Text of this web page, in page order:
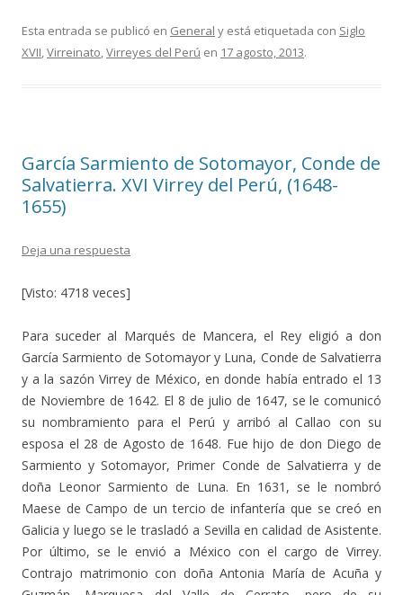
e
b
k
itt
er
m
p
r
Esta entrada se publicó en General y está etiquetada con Siglo
XVII,Virreinato,Virreyes del Perú en 17 agosto, 2013.
García Sarmiento de Sotomayor, Conde de
Salvatierra. XVI Virrey del Perú, (1648-
1655)
Deja una respuesta
[Visto: 4718 veces]
Para suceder al Marqués de Mancera, el Rey eligió a don
García Sarmiento de Sotomayor y Luna, Conde de Salvatierra
y a la sazón Virrey de México, en donde había entrado el 13
de Noviembre de 1642. El 8 de julio de 1647, se le comunicó
su nombramiento para el Perú y arribó al Callao con su
esposa el 28 de Agosto de 1648. Fue hijo de don Diego de
Sarmiento y Sotomayor, Primer Conde de Salvatierra y de
doña Leonor Sarmiento de Luna. En 1631, se le nombró
Maese de Campo de un tercio de infantería que se creó en
Galicia y luego se le trasladó a Sevilla en calidad de Asistente.
Por último, se le envió a México con el cargo de Virrey.
Contrajo matrimonio con doña Antonia María de Acuña y